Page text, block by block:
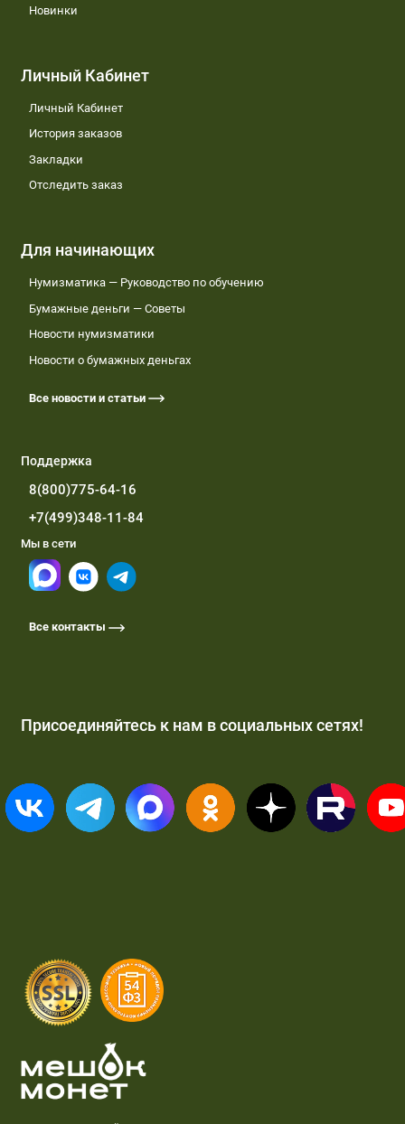
Новинки
Личный Кабинет
Личный Кабинет
История заказов
Закладки
Отследить заказ
Для начинающих
Нумизматика — Руководство по обучению
Бумажные деньги — Советы
Новости нумизматики
Новости о бумажных деньгах
Все новости и статьи
Поддержка
8(800)775-64-16
+7(499)348-11-84
Мы в сети
Все контакты
Присоединяйтесь к нам в социальных сетях!